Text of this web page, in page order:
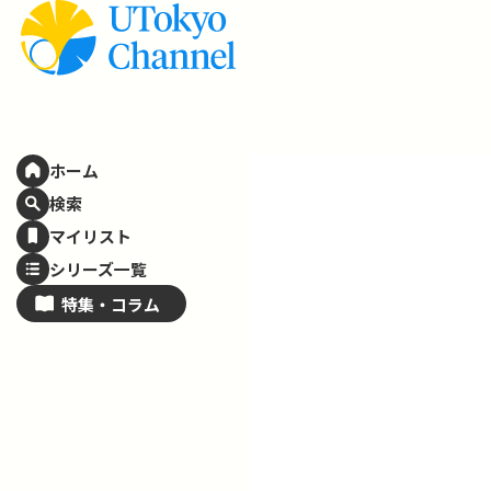
ホーム
検索
マイリスト
シリーズ一覧
特集・ コラム